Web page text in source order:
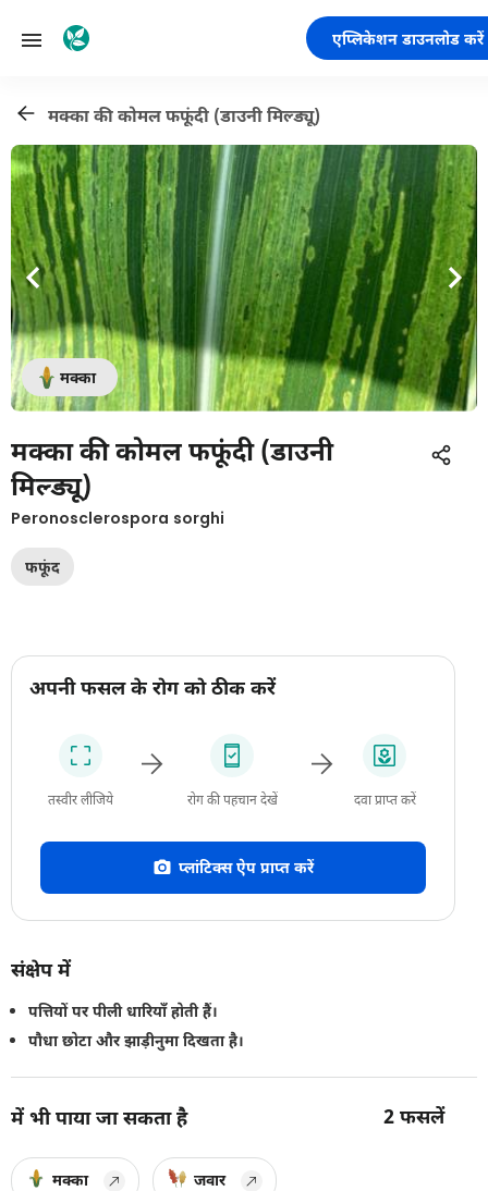
एप्लिकेशन डाउनलोड करें
मक्का की कोमल फफूंदी (डाउनी मिल्ड्यू)
मक्का
मक्का की कोमल फफूंदी (डाउनी
मिल्ड्यू)
Peronosclerospora sorghi
फफूंद
अपनी फसल के रोग को ठीक करें
तस्वीर लीजिये रोग की पहचान देखें दवा प्राप्त करें
प्लांटिक्स ऐप प्राप्त करें
संक्षेप में
पत्तियों पर पीली धारियाँ होती हैं।
पौधा छोटा और झाड़ीनुमा दिखता है।
में भी पाया जा सकता है 2 फसलें
मक्का जवार